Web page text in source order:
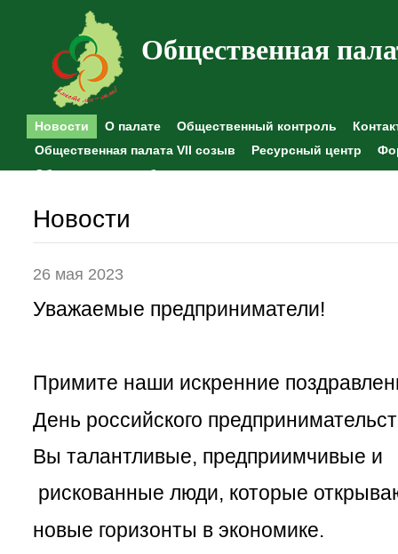
Общественная
Новости О палате Общественный контроль
Общественная палата VII созыв
Ресурсный центр
Общественные наблюдения
Новости
26 мая 2023
Уважаемые предприниматели!
Примите наши искренние
День российского
Вы талантливые, предприимчивые и
рискованные люди, которые
новые горизонты в экономике.